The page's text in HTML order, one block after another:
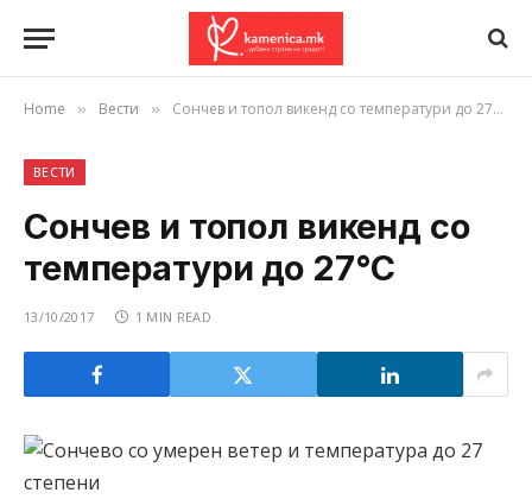
Home » Вести » Сончев и топол викенд со температури до 27°C
ВЕСТИ
Сончев и топол викенд со
температури до 27°C
13/10/2017 1 MIN READ